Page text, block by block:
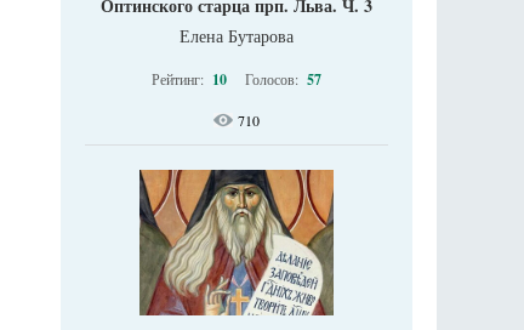
Оптинского старца прп. Льва. Ч. 3
Елена Бутарова
Рейтинг: 10 Голосов: 57
710